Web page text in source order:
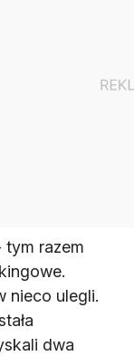
tym razem
nieco ulegli.
dwa